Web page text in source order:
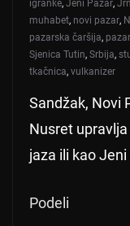
igranke, Jeni Pazar,
muhabet, novi pazar,
pazarska čaršija,
Sjenica Tutin, Srbija,
tkačnica, vulkanizer
Sandžak, Novi
Nusret
jaza ili kao
Podeli